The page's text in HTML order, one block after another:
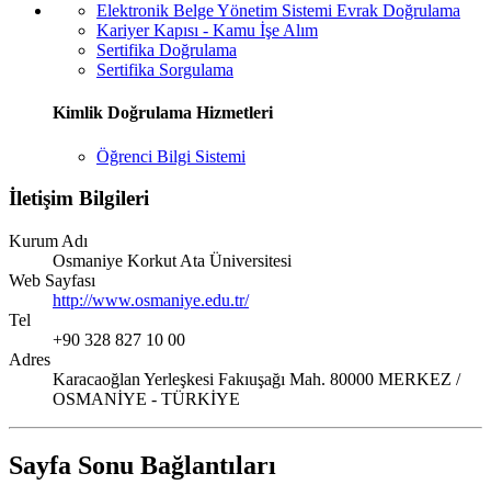
Elektronik Belge Yönetim Sistemi Evrak Doğrulama
Kariyer Kapısı - Kamu İşe Alım
Sertifika Doğrulama
Sertifika Sorgulama
Kimlik Doğrulama Hizmetleri
Öğrenci Bilgi Sistemi
İletişim Bilgileri
Kurum Adı
Osmaniye Korkut Ata Üniversitesi
Web Sayfası
http://www.osmaniye.edu.tr/
Tel
+90 328 827 10 00
Adres
Karacaoğlan Yerleşkesi Fakıuşağı Mah. 80000 MERKEZ /
OSMANİYE - TÜRKİYE
Sayfa Sonu Bağlantıları